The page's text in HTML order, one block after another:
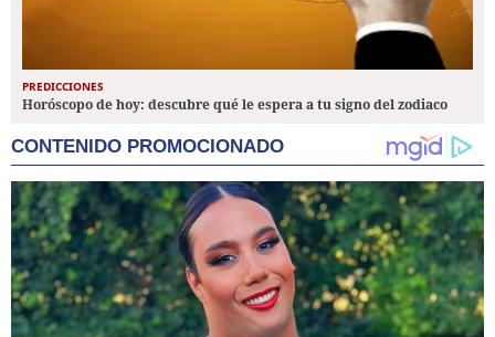
PREDICCIONES
Horóscopo de hoy: descubre qué le espera a tu signo del zodiaco
CONTENIDO PROMOCIONADO